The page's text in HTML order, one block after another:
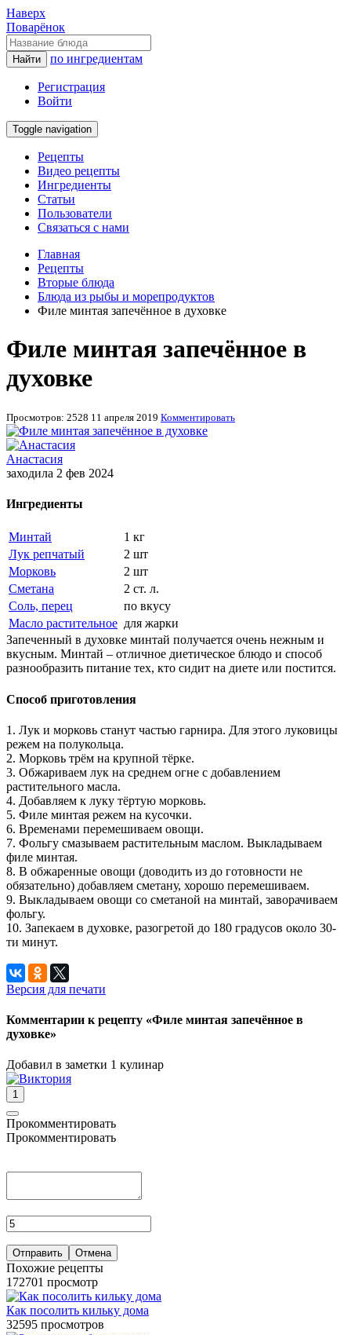
Наверх
Поварёнок
Найти по ингредиентам
Регистрация
Войти
Toggle navigation
Рецепты
Видео рецепты
Ингредиенты
Статьи
Пользователи
Связаться с нами
Главная
Рецепты
Вторые блюда
Блюда из рыбы и морепродуктов
Филе минтая запечённое в духовке
Филе минтая запечённое в
духовке
Просмотров: 2528 11 апреля 2019 Комментировать
Анастасия
заходила 2 фев 2024
Ингредиенты
Минтай
1 кг
Лук репчатый
2 шт
Морковь
2 шт
Сметана
2 ст. л.
Соль, перец
по вкусу
Масло растительное для жарки
Запеченный в духовке минтай получается очень нежным и
вкусным. Минтай – отличное диетическое блюдо и способ
разнообразить питание тех, кто сидит на диете или постится.
Способ приготовления
1. Лук и морковь станут частью гарнира. Для этого луковицы
режем на полукольца.
2. Морковь трём на крупной тёрке.
3. Обжариваем лук на среднем огне с добавлением
растительного масла.
4. Добавляем к луку тёртую морковь.
5. Филе минтая режем на кусочки.
6. Временами перемешиваем овощи.
7. Фольгу смазываем растительным маслом. Выкладываем
филе минтая.
8. В обжаренные овощи (доводить из до готовности не
обязательно) добавляем сметану, хорошо перемешиваем.
9. Выкладываем овощи со сметаной на минтай, заворачиваем
фольгу.
10. Запекаем в духовке, разогретой до 180 градусов около 30-
ти минут.
Версия для печати
Комментарии к рецепту «Филе минтая запечённое в
духовке»
Добавил в заметки 1 кулинар
1
Прокомментировать
Прокомментировать
Отправить Отмена
Похожие рецепты
172701 просмотр
Как посолить кильку дома
32595 просмотров